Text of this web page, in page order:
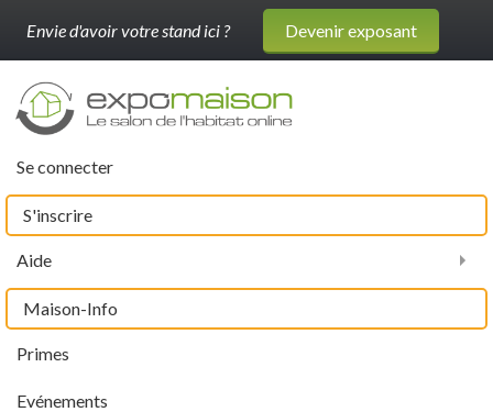
Envie d'avoir votre stand ici ? Devenir exposant
Se connecter
S'inscrire
Aide
Evénements
Primes
Maison-Info